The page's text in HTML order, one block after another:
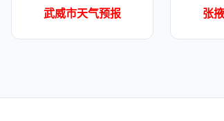
武威市天气预报 张